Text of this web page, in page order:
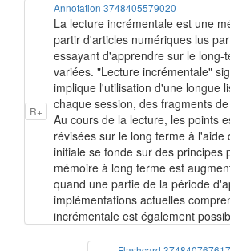
R+
Annotation 3748405579020
La lecture incrémentale est une
partir d'articles numériques lus
essayant d'apprendre sur le
variées. "Lecture incrémentale"
implique l'utilisation d'une longue
chaque session, des fragments
Au cours de la lecture, les points
révisées sur le long terme à
initiale se fonde sur des principes
mémoire à long terme est
quand une partie de la période
implémentations actuelles
incrémentale est également